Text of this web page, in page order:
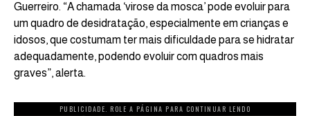
Guerreiro. “A chamada ‘virose da mosca’ pode evoluir para
um quadro de desidratação, especialmente em crianças e
idosos, que costumam ter mais dificuldade para se hidratar
adequadamente, podendo evoluir com quadros mais
graves”, alerta.
PUBLICIDADE. ROLE A PÁGINA PARA CONTINUAR LENDO